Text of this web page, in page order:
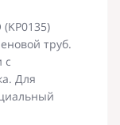
(KP0135)
труб.
с
Для